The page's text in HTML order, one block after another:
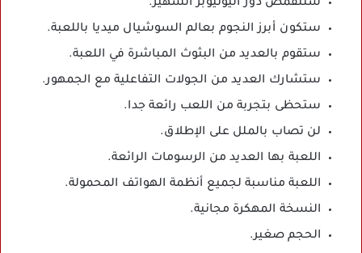
ستتقمص دور اليوتيوبر الشهير.
ستكون أبرز النجوم بعالم السوشيال ميديا باللعبة.
ستقوم بالعديد من البثوث المباشرة في اللعبة.
ستشارك العديد من الجولات التفاعلية مع الجمهور.
ستحظى بتجربة من اللعب رائعة جدا.
لن تصاب بالملل على الإطلاق.
اللعبة بها العديد من الرسومات الرائعة.
اللعبة مناسبة لجميع أنظمة الهواتف المحمولة.
النسخة المهكرة مجانية.
الحجم صغير.